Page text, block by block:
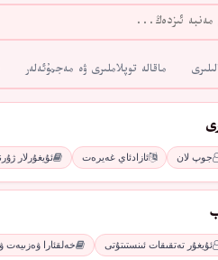
ماقالە توپلاملىرى ۋە مەجمۇئەلەر
جوپ لان ﺋﺎﺯﺍﺩﺋﺎﻱ ﻏﻪﻳﺮﻩﺕ ئۇيغۇرلار
ئۇيغۇر تەتقىقات ئىنستىتۇتى خەلقئارا